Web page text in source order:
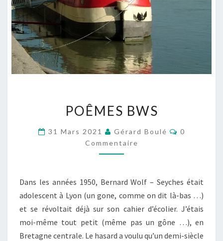
BWS
POÊMES BWS
31 Mars 2021 Gérard Boulé
0
Commentaire
Dans les années 1950, Bernard Wolf – Seyches était
adolescent à Lyon (un gone, comme on dit là-bas …)
et se révoltait déjà sur son cahier d’écolier. J’étais
moi-même tout petit (même pas un gône …), en
Bretagne centrale. Le hasard a voulu qu’un demi-siècle